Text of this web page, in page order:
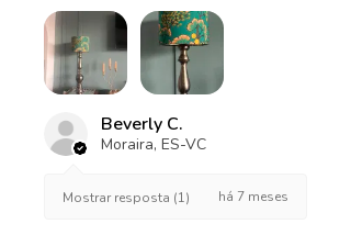
Beverly C.
Moraira, ES-VC
Mostrar resposta (1) há 7 meses